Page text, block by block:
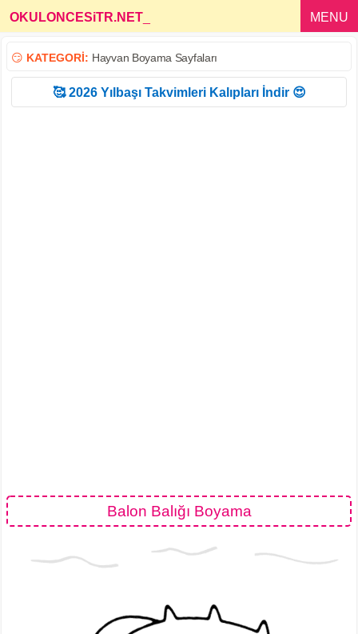
OKULONCESiTR.NET MENU
😏 KATEGORİ: Hayvan Boyama Sayfaları
🥰 2026 Yılbaşı Takvimleri Kalıpları İndir 😍
Balon Balığı Boyama